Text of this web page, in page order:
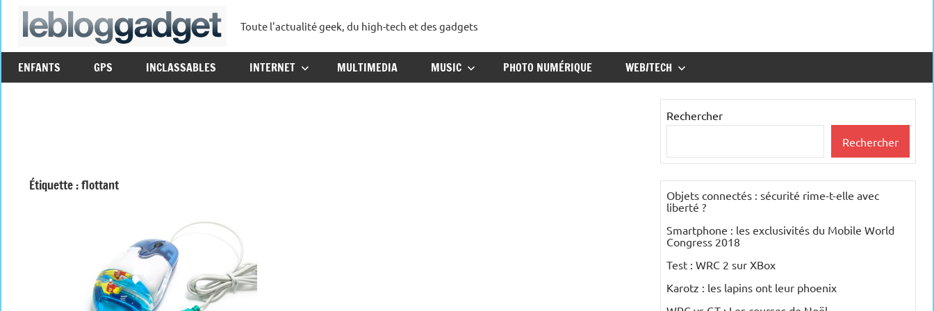
Aller
lebloggadget
Toute l'actualité geek, du high-tech et des gadgets
ENFANTS GPS INCLASSABLES INTERNET MULTIMEDIA MUSIC PHOTO NUMÉRIQUE WEB/TECH
Étiquette :flottant
Rechercher
Rechercher
Objets connectés : sécurité rime-t-elle avec
liberté ?
Smartphone : les exclusivités du Mobile World
Congress 2018
Test : WRC 2 sur XBox
Karotz : les lapins ont leur phoenix